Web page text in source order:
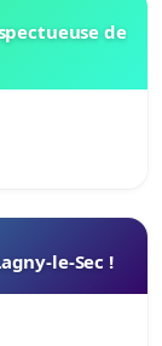
de
le-Sec !